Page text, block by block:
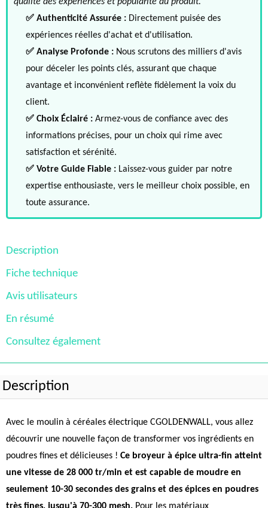
✅ Authenticité Assurée : Directement puisée des
expériences réelles d'achat et d'utilisation.
✅ Analyse Profonde : Nous scrutons des milliers d'avis
pour déceler les points clés, assurant que chaque
avantage et inconvénient reflète fidèlement la voix du
client.
✅ Choix Éclairé : Armez-vous de confiance avec des
informations précises, pour un choix qui rime avec
satisfaction et sérénité.
✅ Votre Guide Fiable : Laissez-vous guider par notre
expertise enthousiaste, vers le meilleur choix possible, en
toute assurance.
Description
Fiche technique
Avis utilisateurs
En résumé
Consultez également
Description
Avec le moulin à céréales électrique CGOLDENWALL, vous allez
découvrir une nouvelle façon de transformer vos ingrédients en
poudres fines et délicieuses ! Ce broyeur à épice ultra-fin atteint
une vitesse de 28 000 tr/min et est capable de moudre en
seulement 10-30 secondes des grains et des épices en poudres